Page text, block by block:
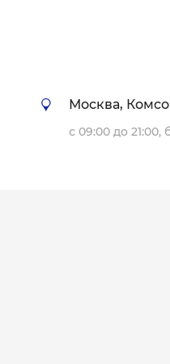
Москва,
с 09:00 до 21:00,